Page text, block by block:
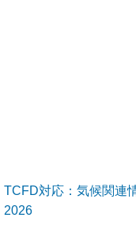
TCFD対応：気候関連
2026